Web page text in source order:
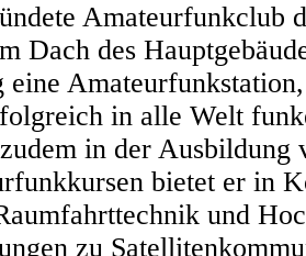
Amateurfunkclub
Dach des
eine
in alle Welt
in der Ausbildung
bietet er in
und
zu